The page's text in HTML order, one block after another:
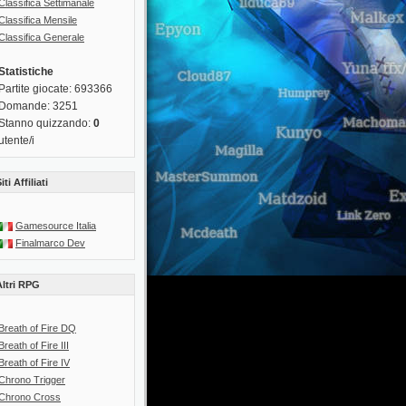
Settimanale
Mensile
Generale
giocate: 693366
3251
quizzando: 0
i
Affiliati
Gamesource Italia
Finalmarco Dev
RPG
of Fire DQ
of Fire III
of Fire IV
Trigger
Cross